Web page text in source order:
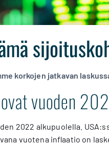
korkojen jatkavan
vuoden
2022 alkupuolella.
vuotena inflaatio on